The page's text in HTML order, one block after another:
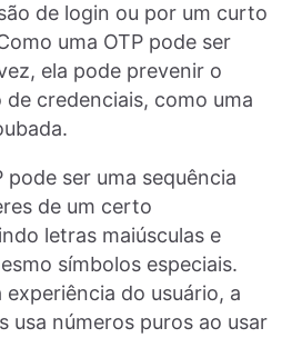
de login ou por um curto
uma OTP pode ser
ela pode prevenir o
credenciais, como uma
pode ser uma sequência
de um certo
letras maiúsculas e
símbolos especiais.
do usuário, a
usa números puros ao usar